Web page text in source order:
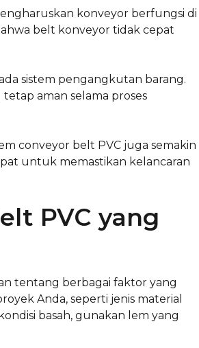
konveyor berfungsi di
belt konveyor tidak cepat
sistem pengangkutan barang.
aman selama proses
conveyor belt PVC juga semakin
untuk memastikan kelancaran
PVC yang
tentang berbagai faktor yang
Anda, seperti jenis material
basah, gunakan lem yang